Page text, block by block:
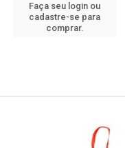
Faça seu login ou
cadastre-se para
comprar.